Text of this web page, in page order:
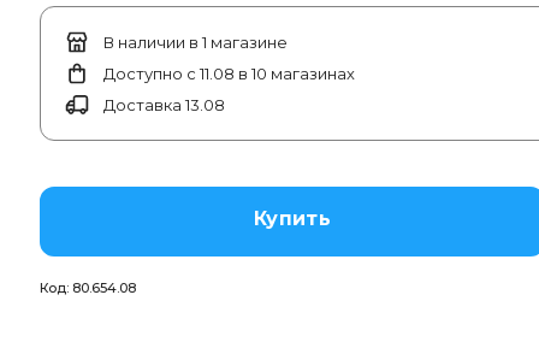
В наличии в 1 магазине
Доступно с 11.08 в 10 магазинах
Доставка 13.08
Купить
Код: 80.654.08